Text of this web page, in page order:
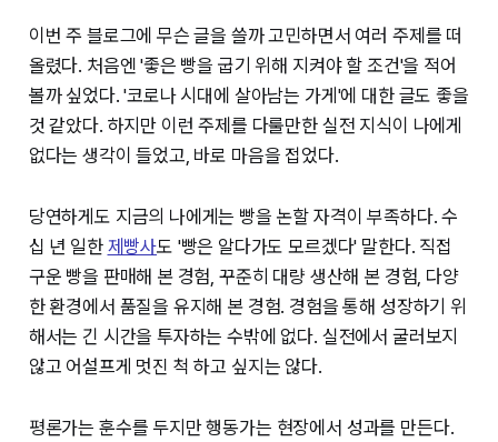
이번 주 블로그에 무슨 글을 쓸까 고민하면서 여러 주제를 떠
올렸다. 처음엔 '좋은 빵을 굽기 위해 지켜야 할 조건'을 적어
볼까 싶었다. '코로나 시대에 살아남는 가게'에 대한 글도 좋을
것 같았다. 하지만 이런 주제를 다룰만한 실전 지식이 나에게
없다는 생각이 들었고, 바로 마음을 접었다.
당연하게도 지금의 나에게는 빵을 논할 자격이 부족하다. 수
십 년 일한 제빵사도 '빵은 알다가도 모르겠다' 말한다. 직접
구운 빵을 판매해 본 경험, 꾸준히 대량 생산해 본 경험, 다양
한 환경에서 품질을 유지해 본 경험. 경험을 통해 성장하기 위
해서는 긴 시간을 투자하는 수밖에 없다. 실전에서 굴러보지
않고 어설프게 멋진 척 하고 싶지는 않다.
평론가는 훈수를 두지만 행동가는 현장에서 성과를 만든다.